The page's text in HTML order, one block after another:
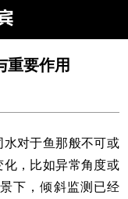
重要作用
对于鱼那般不可或
，比如异常角度或
下，倾斜监测已经